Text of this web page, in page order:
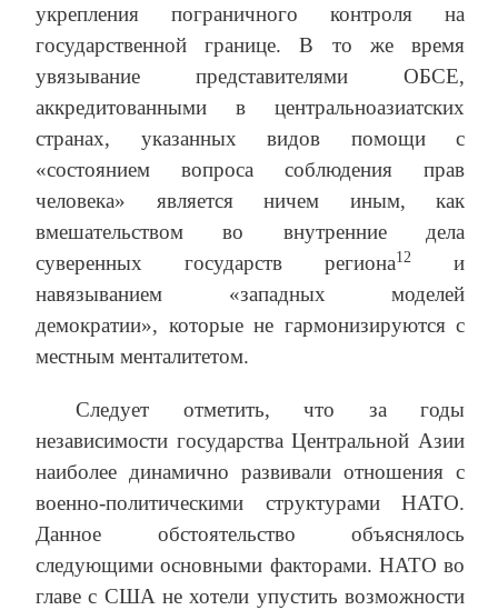
укрепления пограничного контроля на
государственной границе. В то же время
увязывание представителями ОБСЕ,
аккредитованными в центральноазиатских
странах, указанных видов помощи с
«состоянием вопроса соблюдения прав
человека» является ничем иным, как
вмешательством во внутренние дела
суверенных государств региона12
и
навязыванием «западных моделей
демократии», которые не гармонизируются с
местным менталитетом.
Следует отметить, что за годы
независимости государства Центральной Азии
наиболее динамично развивали отношения с
военно-политическими структурами НАТО.
Данное обстоятельство объяснялось
следующими основными факторами. НАТО во
главе с США не хотели упустить возможности